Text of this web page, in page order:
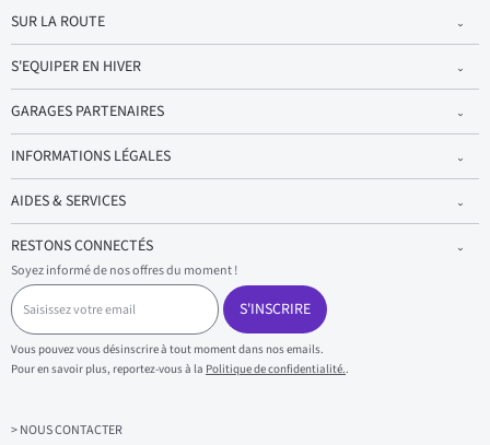
SUR LA ROUTE
S'EQUIPER EN HIVER
GARAGES PARTENAIRES
INFORMATIONS LÉGALES
AIDES & SERVICES
RESTONS CONNECTÉS
Soyez informé de nos offres du moment !
S
a
i
s
i
s
z
S'INSCRIRE
Vous pouvez vous désinscrire à tout moment dans nos emails.
Pour en savoir plus, reportez-vous à la Politique de confidentialité..
> NOUS CONTACTER